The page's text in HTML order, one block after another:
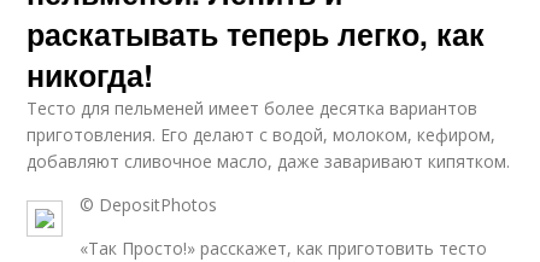
раскатывать теперь легко, как
никогда!
Тесто для пельменей имеет более десятка вариантов
приготовления. Его делают с водой, молоком, кефиром,
добавляют сливочное масло, даже заваривают кипятком.
© DepositPhotos
«Так Просто!» расскажет, как приготовить тесто